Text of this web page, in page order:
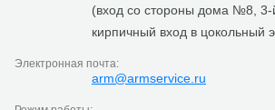
(вход со стороны дома №8, 3-
кирпичный вход в цокольный
Электронная почта:
arm@armservice.ru